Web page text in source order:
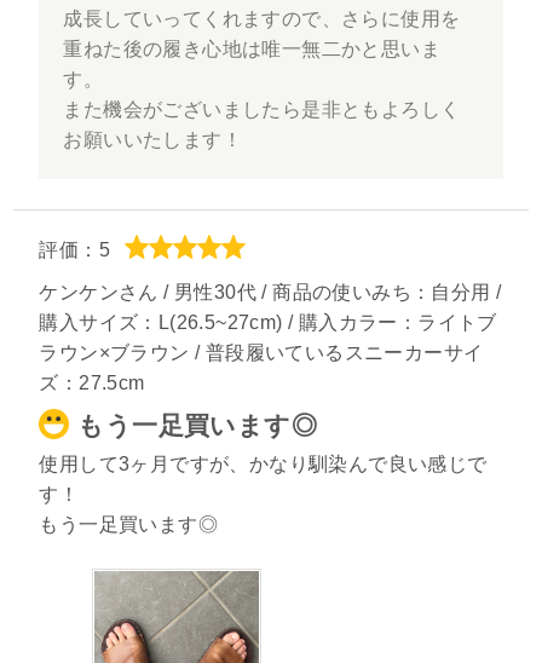
成長していってくれますので、さらに使用を
重ねた後の履き心地は唯一無二かと思いま
す。
また機会がございましたら是非ともよろしく
お願いいたします！
評価：5
ケンケンさん / 男性30代 / 商品の使いみち：自分用 /
購入サイズ：L(26.5~27cm) / 購入カラー：ライトブ
ラウン×ブラウン / 普段履いているスニーカーサイ
ズ：27.5cm
もう一足買います◎
使用して3ヶ月ですが、かなり馴染んで良い感じで
す！
もう一足買います◎